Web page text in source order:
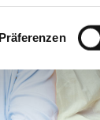
ist kein der
Daten führen
unseren
mittels
Präferenzen